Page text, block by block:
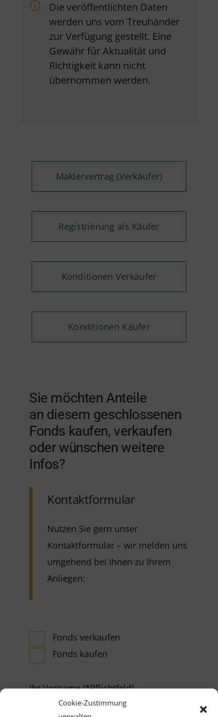
Cookie-Zustimmung
Die veröffentlichten Daten
werden uns vom Treuhänder
zur Verfügung gestellt. Eine
Gewähr für Aktualität und
Richtigkeit kann nicht
übernommen werden.
Maklervertrag (Verkäufer)
Registrierung als Käufer
Konditionen Verkäufer
Konditionen Käufer
Sie möchten Anteile
an diesem geschlossenen
Fonds kaufen, verkaufen
oder wünschen weitere
Infos?
Kontaktformular
Nutzen Sie gern unser
Kontaktformular – wir melden uns
umgehend bei Ihnen zu Ihrem
Anliegen:
Fonds verkaufen
Fonds kaufen
Ihr Vorname (*Pflichtfeld)